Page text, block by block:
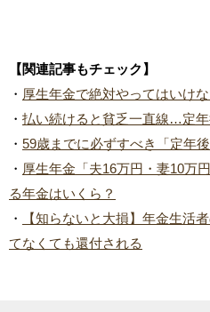
【関連記事もチェック】
・ 厚生年金で絶対やってはいけ
・ 払い続けると貧乏一直線…定
・ 59歳までに必ずすべき「定年
・ 厚生年金「夫16万円・妻10万
る年金はいくら？
・
【知らないと大損】年金生活
てなくても還付される